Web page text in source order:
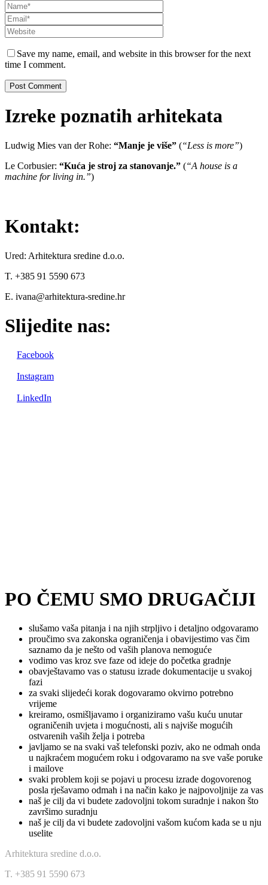
Save my name, email, and website in this browser for the next
time I comment.
Izreke poznatih arhitekata
Ludwig Mies van der Rohe: “Manje je više” (“Less is more”)
Le Corbusier: “Kuća je stroj za stanovanje.” (“A house is a
machine for living in.”)
Kontakt:
Ured: Arhitektura sredine d.o.o.
T. +385 91 5590 673
E. ivana@arhitektura-sredine.hr
Slijedite nas:
Facebook
Instagram
LinkedIn
PO ČEMU SMO DRUGAČIJI
slušamo vaša pitanja i na njih strpljivo i detaljno odgovaramo
proučimo sva zakonska ograničenja i obavijestimo vas čim
saznamo da je nešto od vaših planova nemoguće
vodimo vas kroz sve faze od ideje do početka gradnje
obavještavamo vas o statusu izrade dokumentacije u svakoj
fazi
za svaki slijedeći korak dogovaramo okvirno potrebno
vrijeme
kreiramo, osmišljavamo i organiziramo vašu kuću unutar
ograničenih uvjeta i mogućnosti, ali s najviše mogućih
ostvarenih vaših želja i potreba
javljamo se na svaki vaš telefonski poziv, ako ne odmah onda
u najkraćem mogućem roku i odgovaramo na sve vaše poruke
i mailove
svaki problem koji se pojavi u procesu izrade dogovorenog
posla rješavamo odmah i na način kako je najpovoljnije za vas
naš je cilj da vi budete zadovoljni tokom suradnje i nakon što
završimo suradnju
naš je cilj da vi budete zadovoljni vašom kućom kada se u nju
uselite
Arhitektura sredine d.o.o.
T. +385 91 5590 673